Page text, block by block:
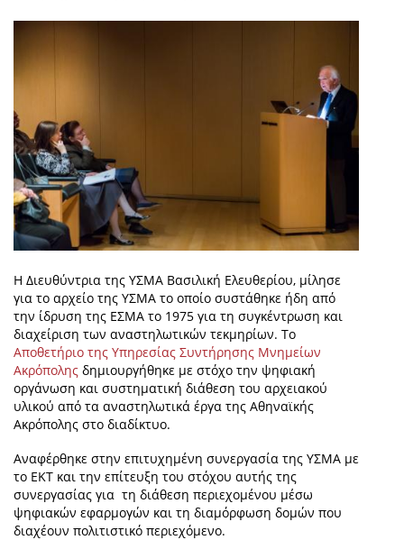
Η Διευθύντρια της ΥΣΜΑ Βασιλική Ελευθερίου, μίλησε
για το αρχείο της ΥΣΜΑ το οποίο συστάθηκε ήδη από
την ίδρυση της ΕΣΜΑ το 1975 για τη συγκέντρωση και
διαχείριση των αναστηλωτικών τεκμηρίων. Το
Αποθετήριο της Υπηρεσίας Συντήρησης Μνημείων
Ακρόπολης δημιουργήθηκε με στόχο την ψηφιακή
οργάνωση και συστηματική διάθεση του αρχειακού
υλικού από τα αναστηλωτικά έργα της Αθηναϊκής
Ακρόπολης στο διαδίκτυο.
Αναφέρθηκε στην επιτυχημένη συνεργασία της ΥΣΜΑ με
το ΕΚΤ και την επίτευξη του στόχου αυτής της
συνεργασίας για τη διάθεση περιεχομένου μέσω
ψηφιακών εφαρμογών και τη διαμόρφωση δομών που
διαχέουν πολιτιστικό περιεχόμενο.